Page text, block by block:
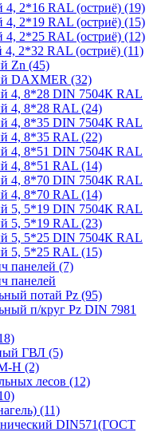
4, 2*16 RAL (остриё) (19)
4, 2*19 RAL (остриё) (15)
4, 2*25 RAL (остриё) (12)
4, 2*32 RAL (остриё) (11)
Zn (45)
DAXMER (32)
4, 8*28 DIN 7504К RAL
4, 8*28 RAL (24)
4, 8*35 DIN 7504К RAL
4, 8*35 RAL (22)
4, 8*51 DIN 7504К RAL
4, 8*51 RAL (14)
4, 8*70 DIN 7504К RAL
4, 8*70 RAL (14)
5, 5*19 DIN 7504К RAL
5, 5*19 RAL (23)
5, 5*25 DIN 7504К RAL
5, 5*25 RAL (15)
панелей (7)
панелей
потай Pz (95)
п/круг Pz DIN 7981
ГВЛ (5)
H (2)
лесов (12)
(11)
DIN571(ГОСТ